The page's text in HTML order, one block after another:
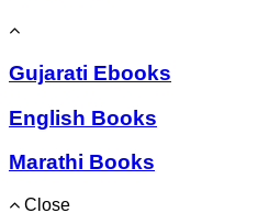
Gujarati Ebooks
English Books
Marathi Books
Close